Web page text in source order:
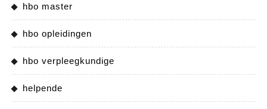
hbo master
hbo opleidingen
hbo verpleegkundige
helpende